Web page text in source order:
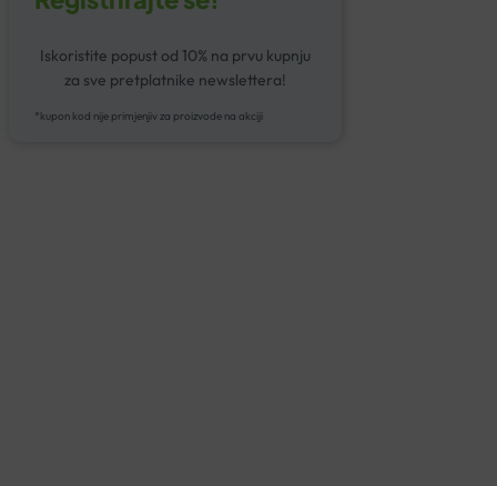
Iskoristite popust od 10% na prvu kupnju
za sve pretplatnike newslettera!
*kupon kod nije primjenjiv za proizvode na akciji